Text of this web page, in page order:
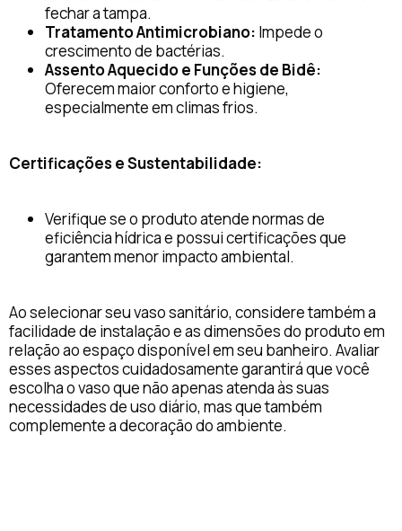
fechar a tampa.
Tratamento Antimicrobiano: Impede o
crescimento de bactérias.
Assento Aquecido e Funções de Bidê:
Oferecem maior conforto e higiene,
especialmente em climas frios.
Certificações e Sustentabilidade:
Verifique se o produto atende normas de
eficiência hídrica e possui certificações que
garantem menor impacto ambiental.
Ao selecionar seu vaso sanitário, considere também a
facilidade de instalação e as dimensões do produto em
relação ao espaço disponível em seu banheiro. Avaliar
esses aspectos cuidadosamente garantirá que você
escolha o vaso que não apenas atenda às suas
necessidades de uso diário, mas que também
complemente a decoração do ambiente.